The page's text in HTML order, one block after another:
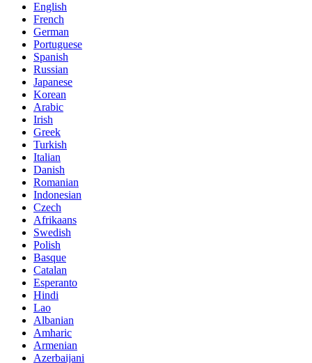
English
French
German
Portuguese
Spanish
Russian
Japanese
Korean
Arabic
Irish
Greek
Turkish
Italian
Danish
Romanian
Indonesian
Czech
Afrikaans
Swedish
Polish
Basque
Catalan
Esperanto
Hindi
Lao
Albanian
Amharic
Armenian
Azerbaijani